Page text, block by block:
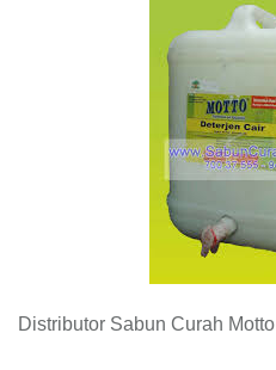
Distributor Sabun Curah Motto